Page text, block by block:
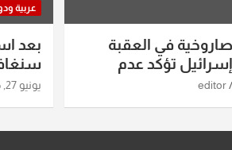
في العقبة
تؤكد عدم
editor
عربية
بعد
يونيو 27, 2026